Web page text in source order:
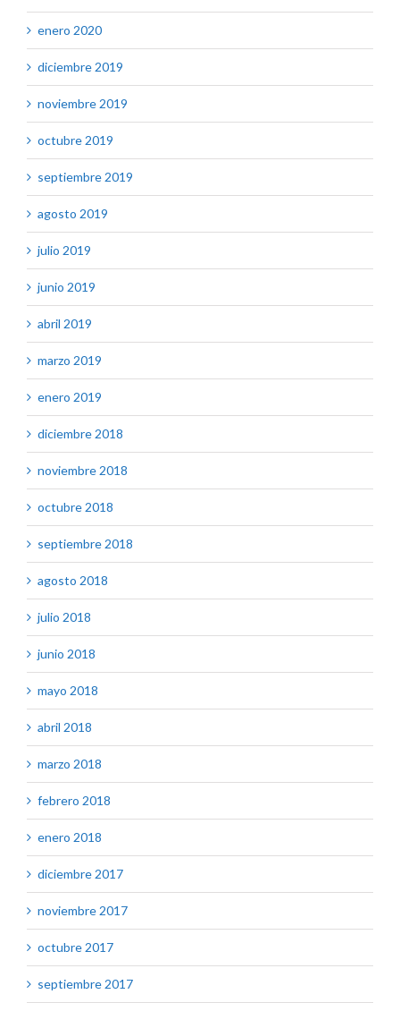
enero 2020
diciembre 2019
noviembre 2019
octubre 2019
septiembre 2019
agosto 2019
julio 2019
junio 2019
abril 2019
marzo 2019
enero 2019
diciembre 2018
noviembre 2018
octubre 2018
septiembre 2018
agosto 2018
julio 2018
junio 2018
mayo 2018
abril 2018
marzo 2018
febrero 2018
enero 2018
diciembre 2017
noviembre 2017
octubre 2017
septiembre 2017